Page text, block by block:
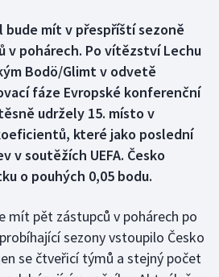
bude mít v přespříští sezoně
v pohárech. Po vítězství Lechu
Bodö/Glimt v odvetě
fáze Evropské konferenční
udržely 15. místo v
které jako poslední
v soutěžích UEFA. Česko
o pouhých 0,05 bodu.
mít pět zástupců v pohárech po
sezony vstoupilo Česko
se čtveřicí týmů a stejný počet